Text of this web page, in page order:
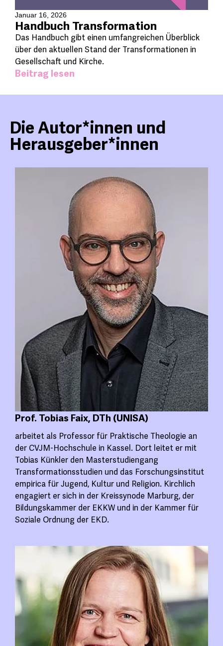
Januar 16, 2026
Handbuch Transformation
Das Handbuch gibt einen umfangreichen Überblick
über den aktuellen Stand der Transformationen in
Gesellschaft und Kirche.
Beitrag lesen
Die Autor*innen und
Herausgeber*innen
Prof. Tobias Faix, DTh (UNISA)
arbeitet als Professor für Praktische Theologie an
der CVJM-Hochschule in Kassel. Dort leitet er mit
Tobias Künkler den Masterstudiengang
Transformationsstudien und das Forschungsinstitut
empirica für Jugend, Kultur und Religion. Kirchlich
engagiert er sich in der Kreissynode Marburg, der
Bildungskammer der EKKW und in der Kammer für
Soziale Ordnung der EKD.